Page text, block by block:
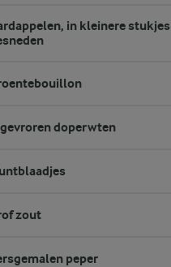
in kleinere stukjes
doperwten
zout
peper